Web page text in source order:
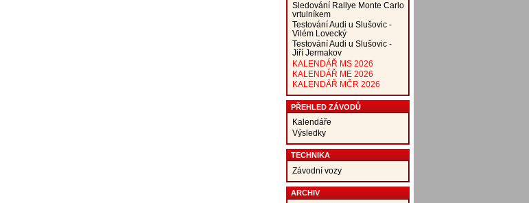
Sledování Rallye Monte Carlo
vrtulníkem
Testování Audi u Slušovic -
Vilém Lovecký
Testování Audi u Slušovic -
Jiří Jermakov
KALENDÁŘ MS 2026
KALENDÁŘ ME 2026
KALENDÁŘ MČR 2026
PŘEHLED ZÁVODŮ
Kalendáře
Výsledky
TECHNIKA
Závodní vozy
ARCHIV